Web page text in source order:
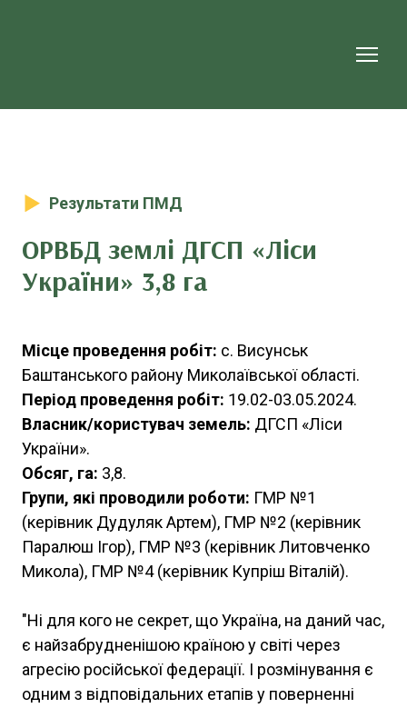
Результати ПМД
ОРВБД землі ДГСП «Ліси
України» 3,8 га
Місце проведення робіт: с. Висунськ
Баштанського району Миколаївської області.
Період проведення робіт: 19.02-03.05.2024.
Власник/користувач земель: ДГСП «Ліси
України».
Обсяг, га: 3,8.
Групи, які проводили роботи: ГМР №1
(керівник Дудуляк Артем), ГМР №2 (керівник
Паралюш Ігор), ГМР №3 (керівник Литовченко
Микола), ГМР №4 (керівник Купріш Віталій).
"Ні для кого не секрет, що Україна, на даний час,
є найзабрудненішою країною у світі через
агресію російської федерації. І розмінування є
одним з відповідальних етапів у поверненні